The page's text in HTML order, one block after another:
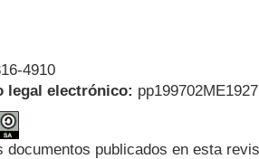
4910
legal electrónico:
documentos publicados en esta